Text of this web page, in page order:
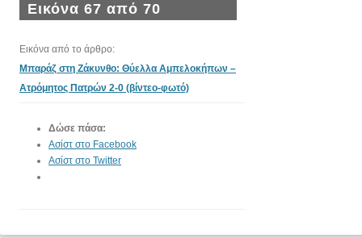
Εικόνα 67 από 70
Εικόνα από το άρθρο:
Μπαράζ στη Ζάκυνθο: Θύελλα Αμπελοκήπων –
Ατρόμητος Πατρών 2-0 (βίντεο-φωτό)
Δώσε πάσα:
Ασίστ στο Facebook
Ασίστ στο Twitter